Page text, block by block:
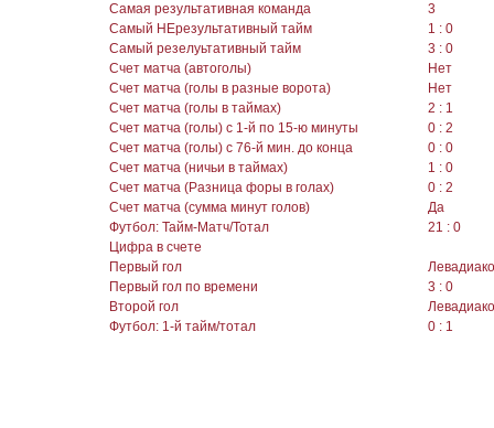
Самая результативная команда
3
Самый НЕрезультативный тайм
1 : 0
Самый резелуьтативный тайм
3 : 0
Счет матча (автоголы)
Нет
Счет матча (голы в разные ворота)
Нет
Счет матча (голы в таймах)
2 : 1
Счет матча (голы) с 1-й по 15-ю минуты
0 : 2
Счет матча (голы) с 76-й мин. до конца
0 : 0
Счет матча (ничьи в таймах)
1 : 0
Счет матча (Разница форы в голах)
0 : 2
Счет матча (сумма минут голов)
Да
Футбол: Тайм-Матч/Тотал
21 : 0
Цифра в счете
Первый гол
Первый гол по времени
3 : 0
Второй гол
Футбол: 1-й тайм/тотал
0 : 1